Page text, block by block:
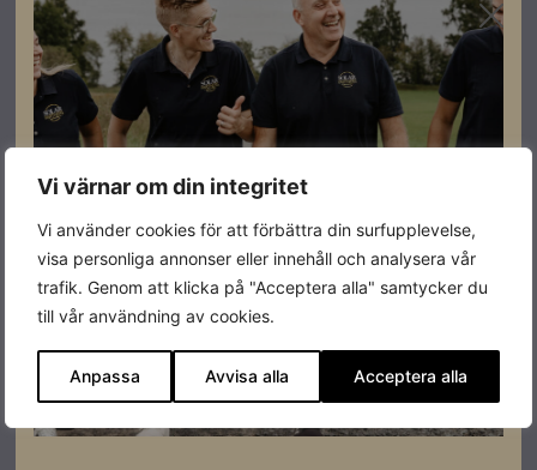
Vi värnar om din integritet
Vi använder cookies för att förbättra din surfupplevelse,
visa personliga annonser eller innehåll och analysera vår
trafik. Genom att klicka på "Acceptera alla" samtycker du
till vår användning av cookies.
Anpassa Avvisa alla Acceptera alla
elektriska tjänstebil. Med
den integrerade, MID-certifierade elmätaren laddas
din tjänstebil effektivt,
samtidigt som det exakta antalet laddade
kilowattimmar registreras för transparent
Fast integrerad kabel medföljer, 6m lång
Specifikationer